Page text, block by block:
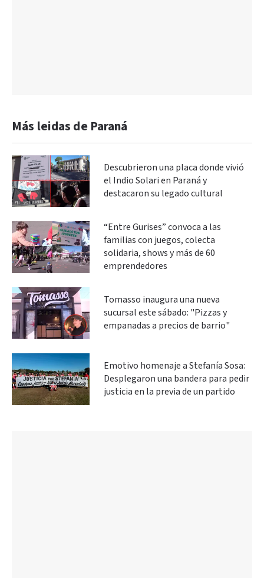
Más leidas de Paraná
Descubrieron una placa donde vivió
el Indio Solari en Paraná y
destacaron su legado cultural
“Entre Gurises” convoca a las
familias con juegos, colecta
solidaria, shows y más de 60
emprendedores
Tomasso inaugura una nueva
sucursal este sábado: "Pizzas y
empanadas a precios de barrio"
Emotivo homenaje a Stefanía Sosa:
Desplegaron una bandera para pedir
justicia en la previa de un partido